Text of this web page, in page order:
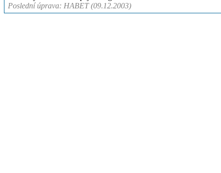
Poslední úprava: HABET (09.12.2003)